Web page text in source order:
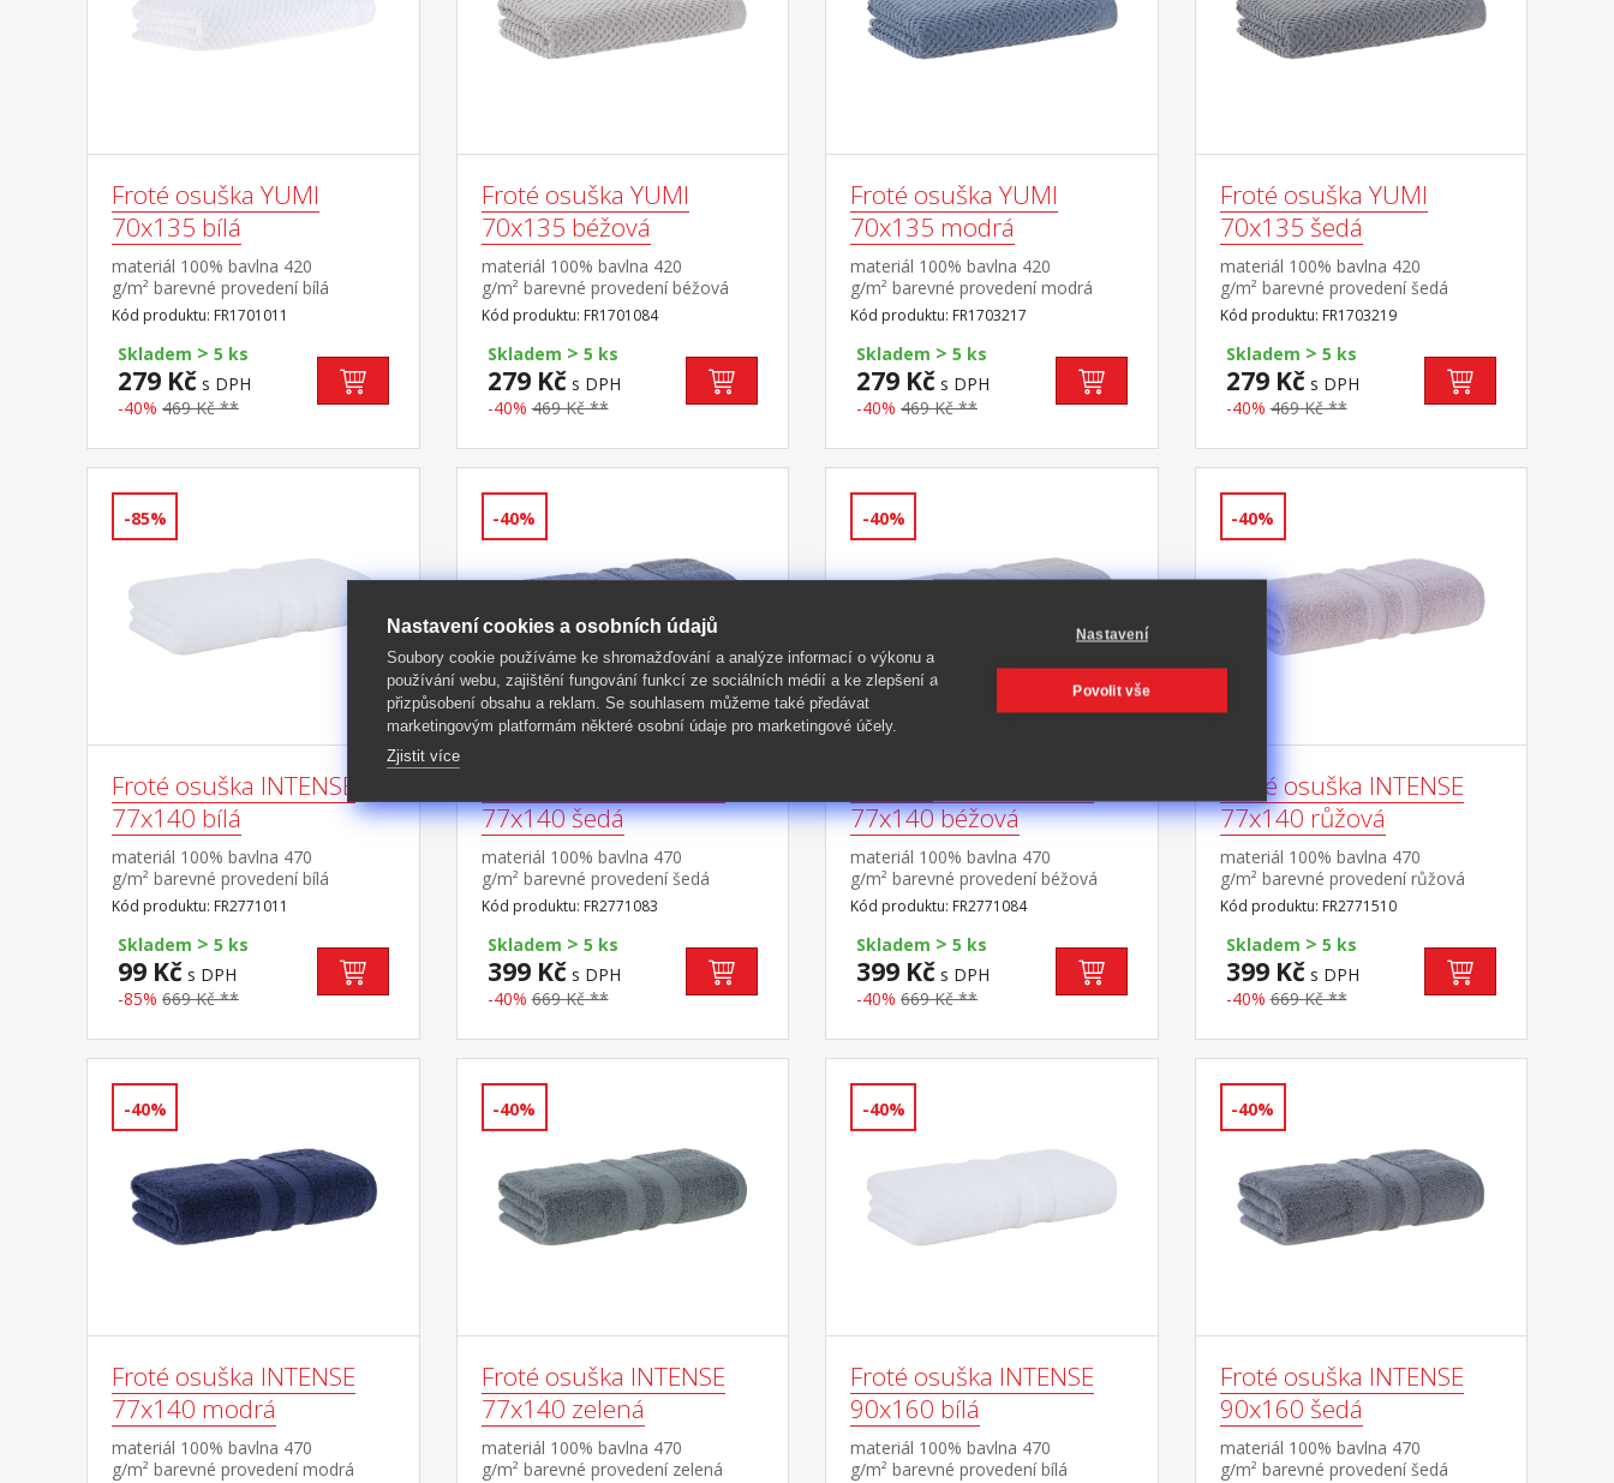
Froté osuška YUMI
70x135 bílá
materiál 100% bavlna 420
g/m² barevné provedení bílá
Kód produktu: FR1701011
Skladem > 5 ks
279 Kč s DPH
-40% 469 Kč **
Froté osuška YUMI
70x135 béžová
materiál 100% bavlna 420
g/m² barevné provedení béžová
Kód produktu: FR1701084
Skladem > 5 ks
279 Kč s DPH
-40% 469 Kč **
Froté osuška YUMI
70x135 modrá
materiál 100% bavlna 420
g/m² barevné provedení modrá
Kód produktu: FR1703217
Skladem > 5 ks
279 Kč s DPH
-40% 469 Kč **
Froté osuška YUMI
70x135 šedá
materiál 100% bavlna 420
g/m² barevné provedení šedá
Kód produktu: FR1703219
Skladem > 5 ks
279 Kč s DPH
-40% 469 Kč **
-85%
Froté osuška INTENSE
77x140 bílá
materiál 100% bavlna 470
g/m² barevné provedení bílá
Kód produktu: FR2771011
Skladem > 5 ks
99 Kč s DPH
-85% 669 Kč **
-40%
77x140 šedá
materiál 100% bavlna 470
g/m² barevné provedení šedá
Kód produktu: FR2771083
Skladem > 5 ks
399 Kč s DPH
-40% 669 Kč **
-40%
77x140 béžová
materiál 100% bavlna 470
g/m² barevné provedení béžová
Kód produktu: FR2771084
Skladem > 5 ks
399 Kč s DPH
-40% 669 Kč **
-40%
Froté osuška INTENSE
77x140 růžová
materiál 100% bavlna 470
g/m² barevné provedení růžová
Kód produktu: FR2771510
Skladem > 5 ks
399 Kč s DPH
-40% 669 Kč **
-40%
Froté osuška INTENSE
77x140 modrá
materiál 100% bavlna 470
g/m² barevné provedení modrá
-40%
Froté osuška INTENSE
77x140 zelená
materiál 100% bavlna 470
g/m² barevné provedení zelená
-40%
Froté osuška INTENSE
90x160 bílá
materiál 100% bavlna 470
g/m² barevné provedení bílá
-40%
Froté osuška INTENSE
90x160 šedá
materiál 100% bavlna 470
g/m² barevné provedení šedá
Nastavení cookies a osobních údajů
Soubory cookie používáme ke shromažďování a analýze informací o výkonu a
používání webu, zajištění fungování funkcí ze sociálních médií a ke zlepšení a
přizpůsobení obsahu a reklam. Se souhlasem můžeme také předávat
marketingovým platformám některé osobní údaje pro marketingové účely.
Zjistit více
Nastavení
Povolit vše